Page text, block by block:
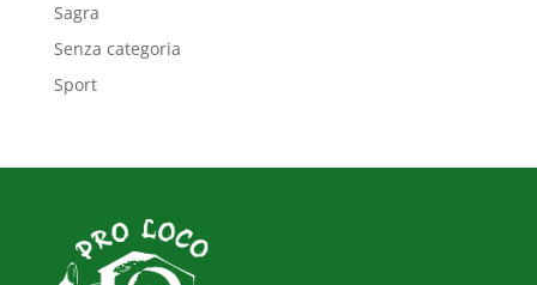
Sagra
Senza categoria
Sport